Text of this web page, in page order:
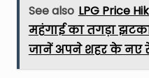
See also LPG Price
महंगाई का तगड़ा
जानें अपने शहर के नए